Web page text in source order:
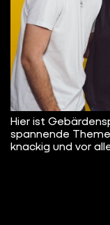
Hier ist
spannende
knackig und vor